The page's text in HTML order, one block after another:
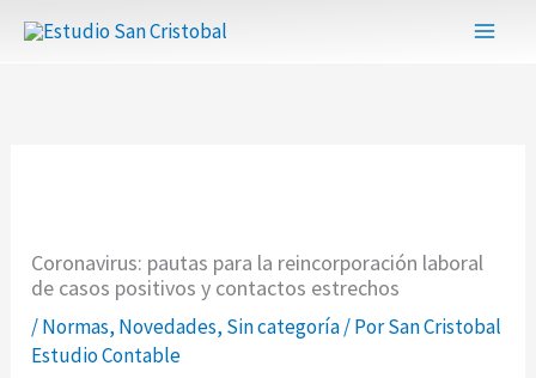
Coronavirus: pautas para la reincorporación laboral
de casos positivos y contactos estrechos
/Normas, Novedades, Sin categoría/ PorSan Cristobal
Estudio Contable